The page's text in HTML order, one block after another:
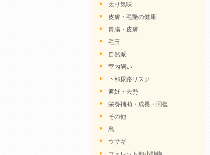
太り気味
皮膚・毛艶の健康
胃腸・皮膚
毛玉
自然派
室内飼い
下部尿路リスク
避妊・去勢
栄養補助・成長・回復
その他
鳥
ウサギ